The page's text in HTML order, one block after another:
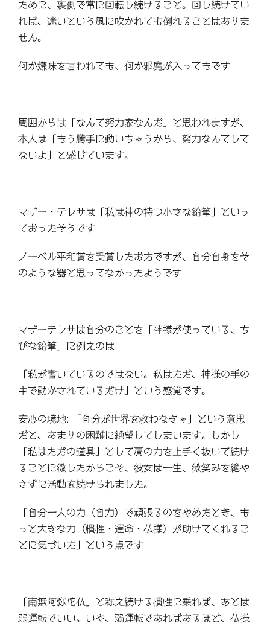
ために、裏側で常に回転し続けること。回し続けてい
れば、迷いという風に吹かれても倒れることはありま
せん。
何か嫌味を言われても、何か邪魔が入ってもです
周囲からは「なんて努力家なんだ」と思われますが、
本人は「もう勝手に動いちゃうから、努力なんてして
ないよ」と感じています。
マザー・テレサは「私は神の持つ小さな鉛筆」といっ
ておったそうです
ノーベル平和賞を受賞したお方ですが、自分自身をそ
のような器と思ってなかったようです
マザーテレサは自分のことを「神様が使っている、ち
びな鉛筆」に例えのは
「私が書いているのではない。私はただ、神様の手の
中で動かされているだけ」という感覚です。
安心の境地: 「自分が世界を救わなきゃ」という意思
だと、あまりの困難に絶望してしまいます。しかし
「私はただの道具」として肩の力を上手く抜いて続け
ることに徹したからこそ、彼女は一生、微笑みを絶や
さずに活動を続けられました。
「自分一人の力（自力）で頑張るのをやめたとき、も
っと大きな力（慣性・運命・仏様）が助けてくれるこ
とに気づいた」という点です
「南無阿弥陀仏」と称え続ける慣性に乗れば、あとは
弱運転でいい。いや、弱運転であればあるほど、仏様